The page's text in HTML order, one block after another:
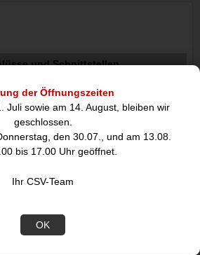
der Öffnungszeiten
Juli sowie am 14. August, bleiben wir
geschlossen.
den 30.07., und am 13.08.
bis 17.00 Uhr geöffnet.
Ihr CSV-Team
OK
und Schnittstellen
Kabelgebunden
Hostschnittstelle:
Dock
USB 2.0 Anschlüsse:
3
2
Mikrofon-Eingang: